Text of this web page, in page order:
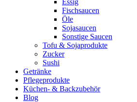
Essig
Fischsaucen
Öle
Sojasaucen
Sonstige Saucen
Tofu & Sojaprodukte
Zucker
Sushi
Getränke
Pflegeprodukte
Küchen- & Backzubehör
Blog